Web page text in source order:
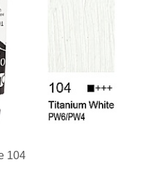
104